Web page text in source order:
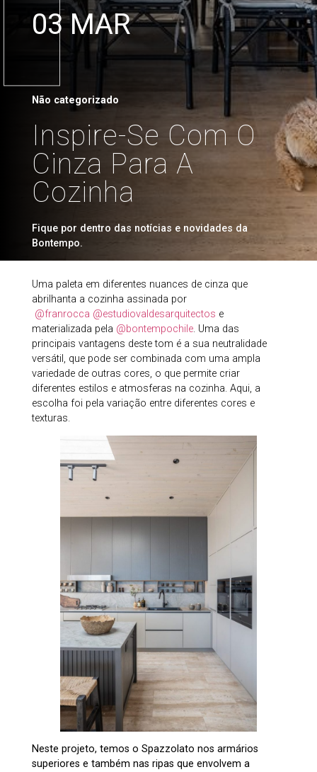
03 MAR
Não categorizado
Inspire-Se Com O
Cinza Para A
Cozinha
Fique por dentro das notícias e novidades da
Bontempo.
Uma paleta em diferentes nuances de cinza que
abrilhanta a cozinha assinada por
@franrocca @estudiovaldesarquitectos e
materializada pela @bontempochile. Uma das
principais vantagens deste tom é a sua neutralidade
versátil, que pode ser combinada com uma ampla
variedade de outras cores, o que permite criar
diferentes estilos e atmosferas na cozinha. Aqui, a
escolha foi pela variação entre diferentes cores e
texturas.
Neste projeto, temos o Spazzolato nos armários
superiores e também nas ripas que envolvem a